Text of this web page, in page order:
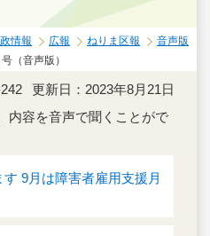
情報 広報 ねりま区報
音声版
（音声版）
更新日：2023年8月21日
内容を音声で聞くことがで
す 9月は障害者雇用支援月